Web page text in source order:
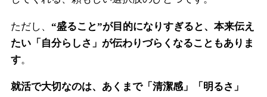
ただし、 “盛ること”が目的になりすぎると、本来伝え
たい「自分らしさ」が伝わりづらくなることもありま
す。
就活で大切なのは、あくまで「清潔感」「明るさ」